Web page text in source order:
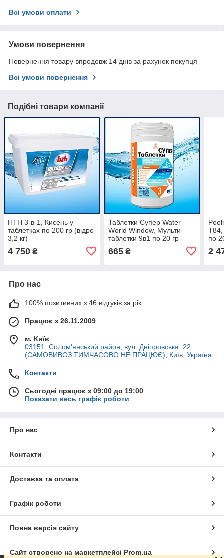
Всі умови оплати
Умови повернення
Повернення товару впродовж 14 днів за рахунок покупця
Всі умови повернення
Подібні товари компанії
HTH 3-в-1, Кисень у
таблетках по 200 гр (відро
3,2 кг)
4 750 ₴
Таблетки Супер Water
World Window, Мульти-
таблетки 9в1 по 20 гр
665₴
T84,
по
2
Про нас
100% позитивних з 46 відгуків за рік
Працює з 26.11.2009
м. Київ
03151, Солом'янський район, вул. Дніпровська, 22
(САМОВИВОЗ ТИМЧАСОВО НЕ ПРАЦЮЄ), Київ, Україна
Контакти
Сьогодні працює з 09:00 до 19:00
Показати весь графік роботи
Про нас
Контакти
Доставка та оплата
Графік роботи
Повна версія сайту
Сайт створено на маркетплейсі Prom.ua